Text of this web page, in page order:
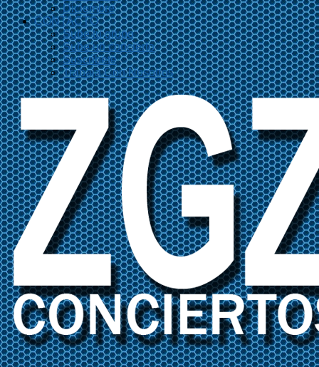
Diciembre
CONTACTO
Sube tu grupo
Sube un concierto
Suscríbete
Trabaja Con Nosotros